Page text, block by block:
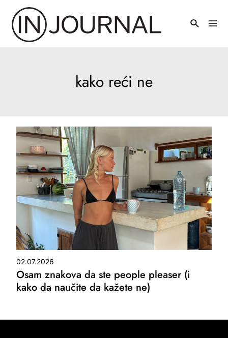
sadržaj
kako reći ne
02.07.2026
Osam znakova da ste people pleaser (i
kako da naučite da kažete ne)